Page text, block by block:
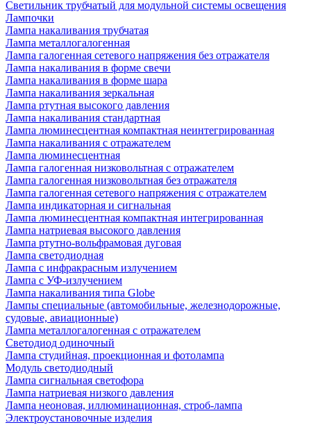
Светильник трубчатый для модульной системы освещения
Лампочки
Лампа накаливания трубчатая
Лампа металлогалогенная
Лампа галогенная сетевого напряжения без отражателя
Лампа накаливания в форме свечи
Лампа накаливания в форме шара
Лампа накаливания зеркальная
Лампа ртутная высокого давления
Лампа накаливания стандартная
Лампа люминесцентная компактная неинтегрированная
Лампа накаливания с отражателем
Лампа люминесцентная
Лампа галогенная низковольтная с отражателем
Лампа галогенная низковольтная без отражателя
Лампа галогенная сетевого напряжения с отражателем
Лампа индикаторная и сигнальная
Лампа люминесцентная компактная интегрированная
Лампа натриевая высокого давления
Лампа ртутно-вольфрамовая дуговая
Лампа светодиодная
Лампа с инфракрасным излучением
Лампа с УФ-излучением
Лампа накаливания типа Globe
Лампы специальные (автомобильные, железнодорожные,
судовые, авиационные)
Лампа металлогалогенная с отражателем
Светодиод одиночный
Лампа студийная, проекционная и фотолампа
Модуль светодиодный
Лампа сигнальная светофора
Лампа натриевая низкого давления
Лампа неоновая, иллюминационная, строб-лампа
Электроустановочные изделия